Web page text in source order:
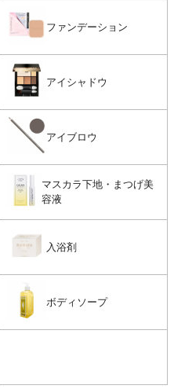
ファンデーション
アイシャドウ
アイブロウ
マスカラ下地・まつげ美
容液
入浴剤
ボディソープ